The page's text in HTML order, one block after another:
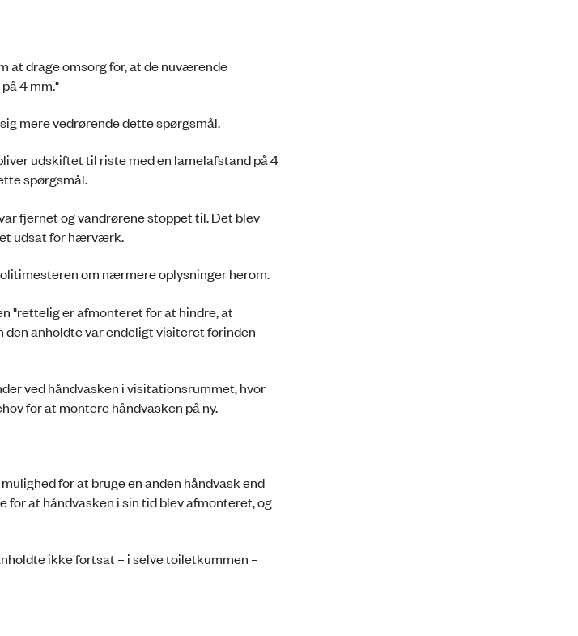
at drage omsorg for, at de nuværende
4 mm."
mere vedrørende dette spørgsmål.
udskiftet til riste med en lamelafstand på 4
spørgsmål.
fjernet og vandrørene stoppet til. Det blev
udsat for hærværk.
om nærmere oplysninger herom.
"rettelig er afmonteret for at hindre, at
anholdte var endeligt visiteret forinden
ved håndvasken i visitationsrummet, hvor
for at montere håndvasken på ny.
for at bruge en anden håndvask end
at håndvasken i sin tid blev afmonteret, og
ikke fortsat – i selve toiletkummen –